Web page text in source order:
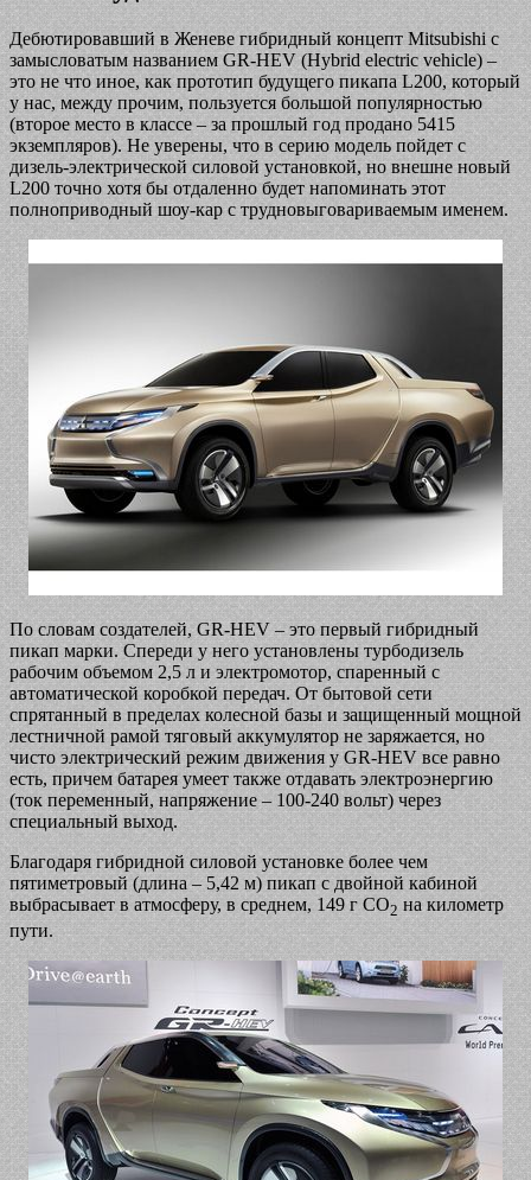
Дебютировавший в Женеве гибридный концепт Mitsubishi с
замысловатым названием GR-HEV (Hybrid electric vehicle) –
это не что иное, как прототип будущего пикапа L200, который
у нас, между прочим, пользуется большой популярностью
(второе место в классе – за прошлый год продано 5415
экземпляров). Не уверены, что в серию модель пойдет с
дизель-электрической силовой установкой, но внешне новый
L200 точно хотя бы отдаленно будет напоминать этот
полноприводный шоу-кар с трудновыговариваемым именем.
По словам создателей, GR-HEV – это первый гибридный
пикап марки. Спереди у него установлены турбодизель
рабочим объемом 2,5 л и электромотор, спаренный с
автоматической коробкой передач. От бытовой сети
спрятанный в пределах колесной базы и защищенный мощной
лестничной рамой тяговый аккумулятор не заряжается, но
чисто электрический режим движения у GR-HEV все равно
есть, причем батарея умеет также отдавать электроэнергию
(ток переменный, напряжение – 100-240 вольт) через
специальный выход.
Благодаря гибридной силовой установке более чем
пятиметровый (длина – 5,42 м) пикап с двойной кабиной
выбрасывает в атмосферу, в среднем, 149 г CO2 на километр
пути.